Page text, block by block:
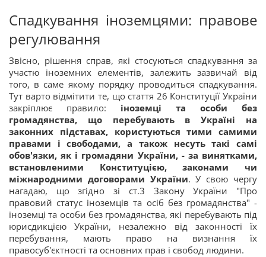
Спадкування іноземцями: правове
регулювання
Звісно, рішення справ, які стосуються спадкування за
участю іноземних елементів, залежить зазвичай від
того, в саме якому порядку проводиться спадкування.
Тут варто відмітити те, що стаття 26 Конституції України
закріплює правило: іноземці та особи без
громадянства, що перебувають в Україні на
законних підставах, користуються тими самими
правами і свободами, а також несуть такі самі
обов'язки, як і громадяни України, - за винятками,
встановленими Конституцією, законами чи
міжнародними договорами України. У свою чергу
нагадаю, що згідно зі ст.3 Закону України "Про
правовий статус іноземців та осіб без громадянства" -
іноземці та особи без громадянства, які перебувають під
юрисдикцією України, незалежно від законності їх
перебування, мають право на визнання їх
правосуб'єктності та основних прав і свобод людини.